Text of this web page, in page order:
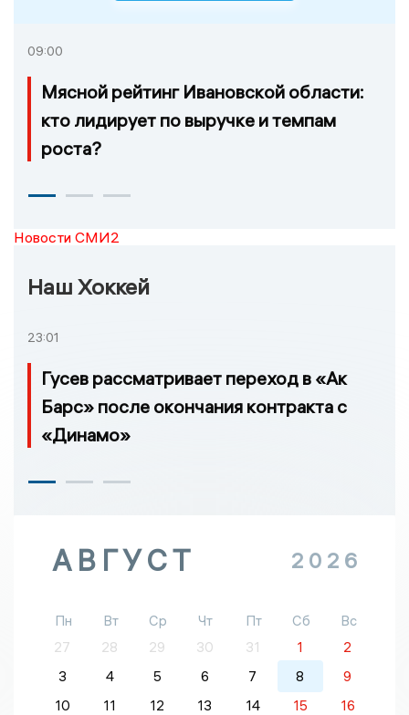
09:00
Мясной рейтинг Ивановской области:
кто лидирует по выручке и темпам
роста?
Новости СМИ2
Наш Хоккей
23:01
Гусев рассматривает переход в «Ак
Барс» после окончания контракта с
«Динамо»
АВГУСТ 2026
Пн Вт Ср Чт Пт Сб
Вс
27
28 29 30 31 1
2
3
4 5 6 7 8
9
10
11 12 13 14 15
16